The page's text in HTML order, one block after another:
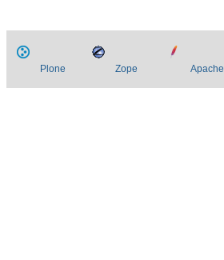
Plone Zope Apache